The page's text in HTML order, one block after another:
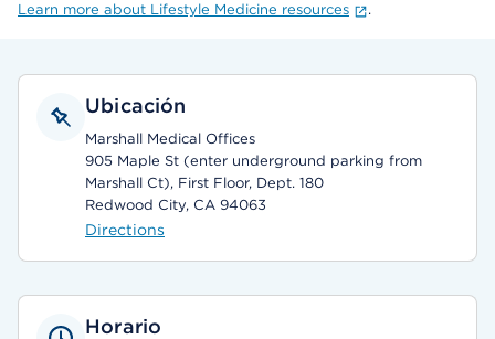
Learn more about Lifestyle Medicine resources
.
Ubicación
Marshall Medical Offices
905 Maple St (enter underground parking from
Marshall Ct), First Floor, Dept. 180
Redwood City, CA 94063
Directions
Horario